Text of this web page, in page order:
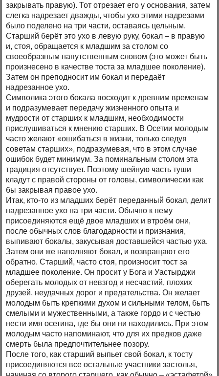
закрывать правую). Тот отрезает его у основания, затем
слегка надрезает дважды, чтобы ухо этими надрезами
было поделено на три части, оставаясь цельным.
Старший берёт это ухо в левую руку, бокал – в правую
и, стоя, обращается к младшим за столом со
своеобразным напутственным словом (это может быть
произнесено в качестве тоста за младшее поколение).
Затем он преподносит им бокал и передаёт
надрезанное ухо.
Символика этого бокала восходит к древним временам
и подразумевает передачу жизненного опыта и
мудрости от старших к младшим, необходимости
прислушиваться к мнению старших. В Осетии молодым
часто желают «ошибаться в жизни, только следуя
советам старших», подразумевая, что в этом случае
ошибок будет минимум. За поминальным столом эта
традиция отсутствует. Поэтому шейную часть туши
кладут с правой стороны от головы, символически как
бы закрывая правое ухо.
Итак, кто-то из младших берёт переданный бокал, делит
надрезанное ухо на три части. Обычно к нему
присоединяются ещё двое младших и втроём они,
после обычных слов благодарности и признания,
выпивают бокалы, закусывая доставшейся частью уха.
Затем они же наполняют бокал, и возвращают его
обратно. Старший, часто стоя, произносит тост за
младшее поколение. Он просит у Бога и Уастырджи
оберегать молодых от невзгод и несчастий, плохих
друзей, неудачных дорог и предательства. Он желает
молодым быть крепкими духом и сильными телом, быть
смелыми и мужественными, а также гордо и с честью
нести имя осетина, где бы они ни находились. При этом
молодым часто напоминают, что для их предков даже
смерть была предпочтительнее позору.
После того, как старший выпьет свой бокал, к тосту
присоединяются все остальные участники застолья,